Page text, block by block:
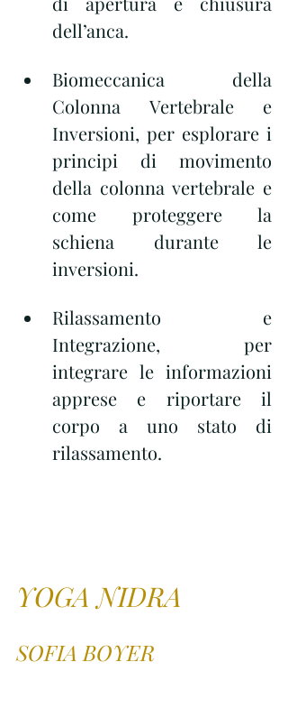
dell’anca.
Biomeccanica della
Colonna Vertebrale e
Inversioni, per esplorare i
principi di movimento
della colonna vertebrale e
come proteggere la
schiena durante le
inversioni.
Rilassamento e
Integrazione, per
integrare le informazioni
apprese e riportare il
corpo a uno stato di
rilassamento.
YOGA NIDRA
SOFIA BOYER